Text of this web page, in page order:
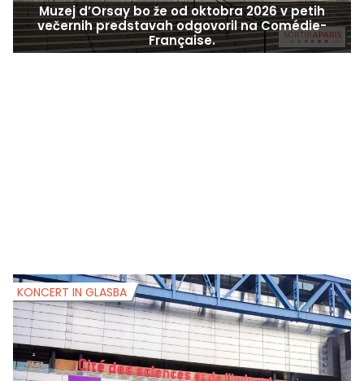
Muzej d’Orsay bo že od oktobra 2026 v petih
večernih predstavah odgovoril na Comédie-
Française.
KONCERT IN GLASBA